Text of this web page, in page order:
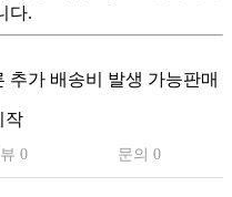
다.
추가 배송비 발생 가능판매
작
0 문의 0